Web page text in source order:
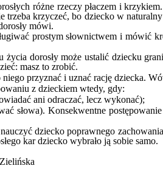
różne rzeczy płaczem i
krzyczeć, bo dziecko w
mówi.
prostym słownictwem i mówić
dorosły może ustalić dziecku
masz to zrobić.
przyznać i uznać rację dziecka.
z dzieckiem wtedy, gdy:
ani odraczać, lecz wykonać);
słowa). Konsekwentne
dziecko poprawnego
kar dziecko wybrało ją sobie samo.